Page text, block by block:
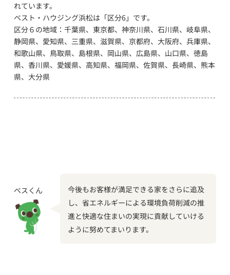
れています。
ベスト・ハウジング浜松は「区分6」です。
区分６の地域：千葉県、東京都、神奈川県、石川県、岐阜県、
静岡県、愛知県、三重県、滋賀県、京都府、大阪府、兵庫県、
和歌山県、鳥取県、島根県、岡山県、広島県、山口県、徳島
県、香川県、愛媛県、高知県、福岡県、佐賀県、長崎県、熊本
県、大分県
ベスくん
今後もお客様が満足できる家をさらに追及
し、省エネルギーによる環境負荷削減の推
進と快適な住まいの実現に貢献していける
ように努めてまいります。